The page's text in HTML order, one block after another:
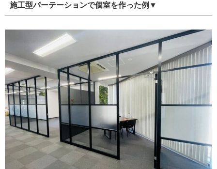
施工型パーテーションで個室を作った例▼